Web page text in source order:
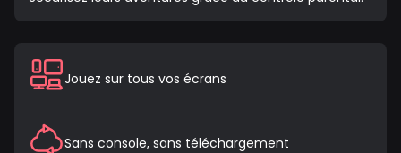
Jouez sur tous vos écrans
Sans console, sans téléchargement